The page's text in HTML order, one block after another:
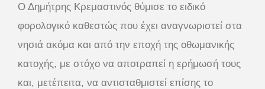
Ο Δημήτρης Κρεμαστινός θύμισε το ειδικό
φορολογικό καθεστώς που έχει αναγνωριστεί στα
νησιά ακόμα και από την εποχή της οθωμανικής
κατοχής, με στόχο να αποτραπεί η ερήμωσή τους
και, μετέπειτα, να αντισταθμιστεί επίσης το